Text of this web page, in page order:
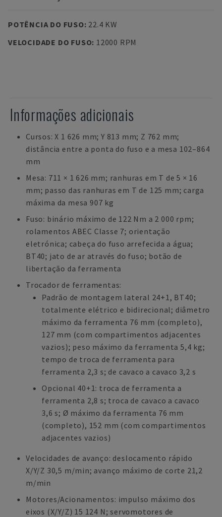
POTÊNCIA DO FUSO: 22.4 KW
VELOCIDADE DO FUSO: 12000 RPM
Informações adicionais
Cursos: X 1 626 mm; Y 813 mm; Z 762 mm;
distância entre a ponta do fuso e a mesa 102–864
mm
Mesa: 711 × 1 626 mm; ranhuras em T de 5 × 16
mm; passo das ranhuras em T de 125 mm; carga
máxima da mesa 907 kg
Fuso: binário máximo de 122 Nm a 2 000 rpm;
rolamentos ABEC Classe 7; orientação
eletrónica; cabeça do fuso arrefecida a água;
BT40; jato de ar através do fuso; botão de
libertação da ferramenta
Trocador de ferramentas:
Padrão de montagem lateral 24+1, BT40;
totalmente elétrico e bidirecional; diâmetro
máximo da ferramenta 76 mm (completo),
127 mm (com compartimentos adjacentes
vazios); peso máximo da ferramenta 5,4 kg;
tempo de troca de ferramenta para
ferramenta 2,3 s; de cavaco a cavaco 3,2 s
Opcional 40+1: troca de ferramenta a
ferramenta 2,8 s; troca de cavaco a cavaco
3,6 s; Ø máximo da ferramenta 76 mm
(completo), 152 mm (com compartimentos
adjacentes vazios)
Velocidades de avanço: deslocamento rápido
X/Y/Z 30,5 m/min; avanço máximo de corte 21,2
m/min
Motores/Acionamentos: impulso máximo dos
eixos (X/Y/Z) 15 124 N; servomotores de